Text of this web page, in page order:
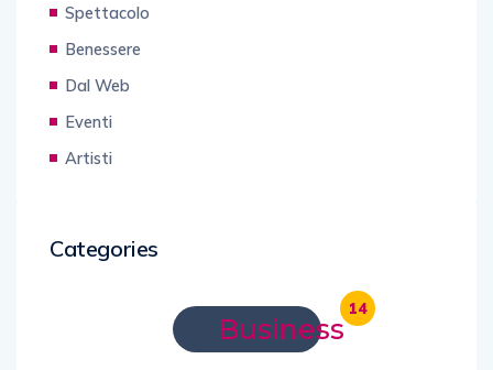
Spettacolo
Benessere
Dal Web
Eventi
Artisti
Categories
Business
14